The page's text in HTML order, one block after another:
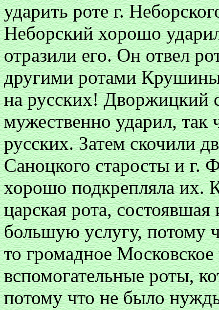
ударить роте г.
Неборский хорошо
отразили его. Он отвел
другими ротами
на русских! Дворжицкий
мужественно ударил,
русских. Затем скочили
Саноцкого старосты и г.
хорошо подкрепляла их.
царская рота,
большую услугу, потому
то громадное
вспомогательные роты,
потому что не было